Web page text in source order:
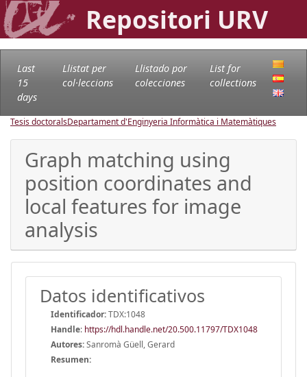
Repositori URV
Last
15
days
Llistat per
col·leccions
Llistado por
colecciones
List for
collections
Tesis doctoralsDepartament d'Enginyeria Informàtica i Matemàtiques
Graph matching using
position coordinates and
local features for image
analysis
Datos identificativos
Identificador:TDX:1048
Handle: https://hdl.handle.net/20.500.11797/TDX1048
Autores:Sanromà Güell, Gerard
Resumen: